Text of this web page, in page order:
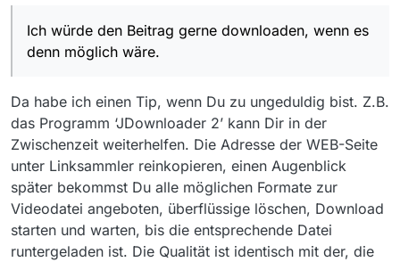
Ich würde den Beitrag gerne downloaden, wenn es
denn möglich wäre.
Da habe ich einen Tip, wenn Du zu ungeduldig bist. Z.B.
das Programm ‘JDownloader 2’ kann Dir in der
Zwischenzeit weiterhelfen. Die Adresse der WEB-Seite
unter Linksammler reinkopieren, einen Augenblick
später bekommst Du alle möglichen Formate zur
Videodatei angeboten, überflüssige löschen, Download
starten und warten, bis die entsprechende Datei
runtergeladen ist. Die Qualität ist identisch mit der, die